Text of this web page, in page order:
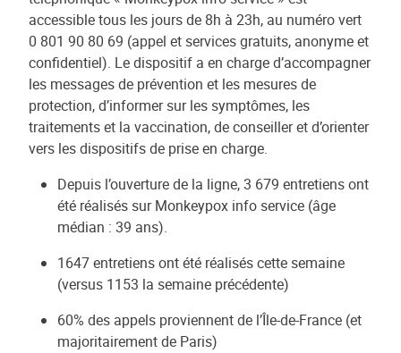
accessible tous les jours de 8h à 23h, au numéro vert
0 801 90 80 69 (appel et services gratuits, anonyme et
confidentiel). Le dispositif a en charge d’accompagner
les messages de prévention et les mesures de
protection, d’informer sur les symptômes, les
traitements et la vaccination, de conseiller et d’orienter
vers les dispositifs de prise en charge.
Depuis l’ouverture de la ligne, 3 679 entretiens ont
été réalisés sur Monkeypox info service (âge
médian : 39 ans).
1647 entretiens ont été réalisés cette semaine
(versus 1153 la semaine précédente)
60% des appels proviennent de l’Île-de-France (et
majoritairement de Paris)